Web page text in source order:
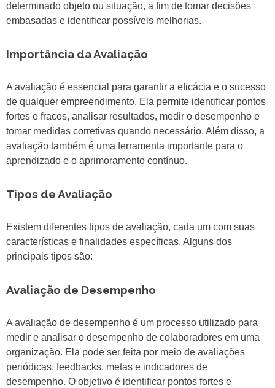
determinado objeto ou situação, a fim de tomar decisões
embasadas e identificar possíveis melhorias.
Importância da Avaliação
A avaliação é essencial para garantir a eficácia e o sucesso
de qualquer empreendimento. Ela permite identificar pontos
fortes e fracos, analisar resultados, medir o desempenho e
tomar medidas corretivas quando necessário. Além disso, a
avaliação também é uma ferramenta importante para o
aprendizado e o aprimoramento contínuo.
Tipos de Avaliação
Existem diferentes tipos de avaliação, cada um com suas
características e finalidades específicas. Alguns dos
principais tipos são:
Avaliação de Desempenho
A avaliação de desempenho é um processo utilizado para
medir e analisar o desempenho de colaboradores em uma
organização. Ela pode ser feita por meio de avaliações
periódicas, feedbacks, metas e indicadores de
desempenho. O objetivo é identificar pontos fortes e